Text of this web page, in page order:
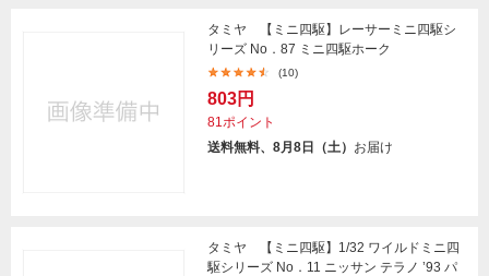
タミヤ 【ミニ四駆】レーサーミニ四駆シ
リーズ No．87 ミニ四駆ホーク
(10)
803円
81ポイント
送料無料、8月8日（土） お届け
タミヤ 【ミニ四駆】1/32 ワイルドミニ四
駆シリーズ No．11 ニッサン テラノ ’93 パ